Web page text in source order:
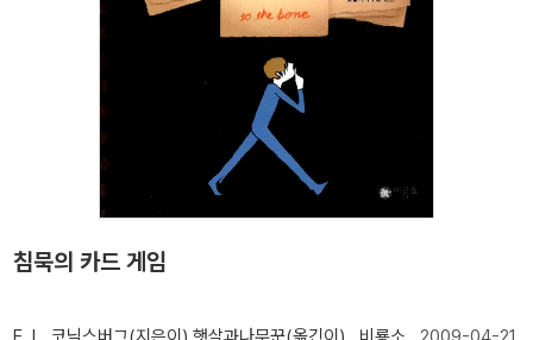
침묵의 카드 게임